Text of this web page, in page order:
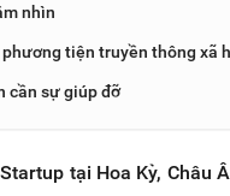
nhìn
tiện truyền thông xã
cần sự giúp đỡ
tại Hoa Kỳ, Châu